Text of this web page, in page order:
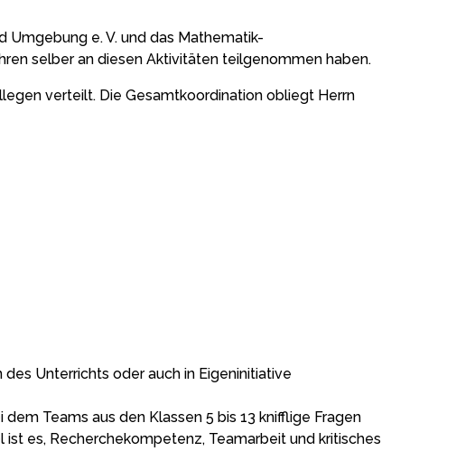
Umgebung e. V. und das Mathematik-
selber an diesen Aktivitäten teilgenommen haben.
verteilt. Die Gesamtkoordination obliegt Herrn
Unterrichts oder auch in Eigeninitiative
Teams aus den Klassen 5 bis 13 knifflige Fragen
es, Recherchekompetenz, Teamarbeit und kritisches